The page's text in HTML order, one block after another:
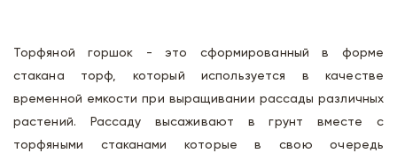
Торфяной горшок - это сформированный в форме
стакана торф, который используется в качестве
временной емкости при выращивании рассады различных
растений. Рассаду высаживают в грунт вместе с
торфяными стаканами которые в свою очередь